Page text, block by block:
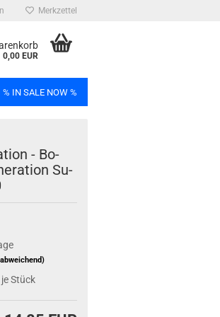
Merkzettel
0,00 EUR
% IN SALE NOW %
- Bo­
Su­
Stück